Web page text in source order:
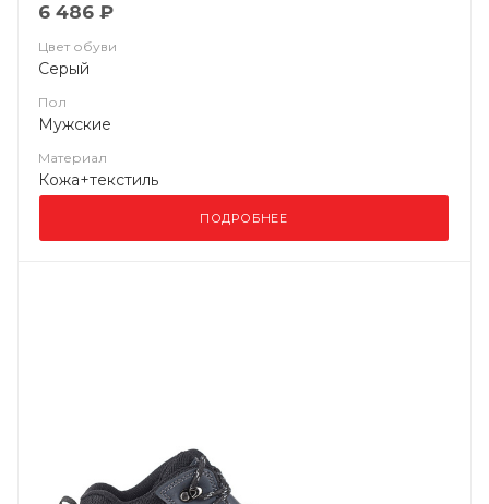
6 486 ₽
Цвет обуви
Серый
Пол
Мужские
Материал
Кожа+текстиль
ПОДРОБНЕЕ